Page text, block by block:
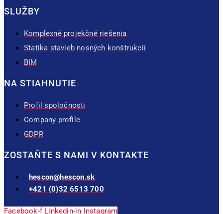
SLUŽBY
Komplexné projekčné riešenia
Statika stavieb nosných konštrukcií
BIM
NA STIAHNUTIE
Profil spoločnosti
Company profile
GDPR
ZOSTAŇTE S NAMI V KONTAKTE
hescon@hescon.sk
+421 (0)32 6513 700
Facebook-f Linkedin-in Instagram